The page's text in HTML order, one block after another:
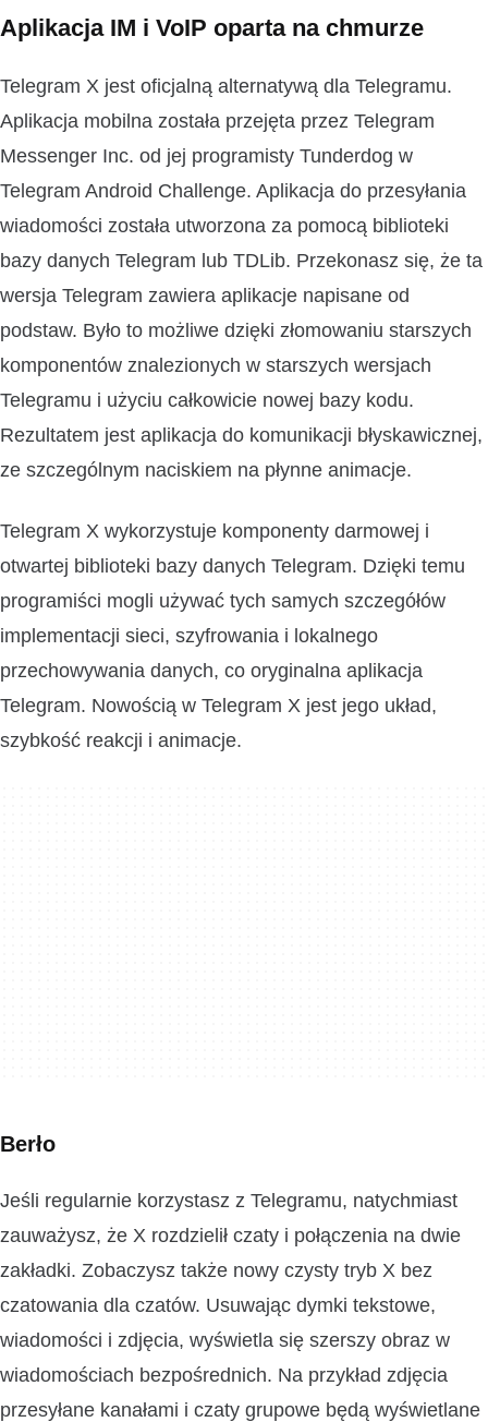
Aplikacja IM i VoIP oparta na chmurze
Telegram X jest oficjalną alternatywą dla Telegramu.
Aplikacja mobilna została przejęta przez Telegram
Messenger Inc. od jej programisty Tunderdog w
Telegram Android Challenge. Aplikacja do przesyłania
wiadomości została utworzona za pomocą biblioteki
bazy danych Telegram lub TDLib. Przekonasz się, że ta
wersja Telegram zawiera aplikacje napisane od
podstaw. Było to możliwe dzięki złomowaniu starszych
komponentów znalezionych w starszych wersjach
Telegramu i użyciu całkowicie nowej bazy kodu.
Rezultatem jest aplikacja do komunikacji błyskawicznej,
ze szczególnym naciskiem na płynne animacje.
Telegram X wykorzystuje komponenty darmowej i
otwartej biblioteki bazy danych Telegram. Dzięki temu
programiści mogli używać tych samych szczegółów
implementacji sieci, szyfrowania i lokalnego
przechowywania danych, co oryginalna aplikacja
Telegram. Nowością w Telegram X jest jego układ,
szybkość reakcji i animacje.
Berło
Jeśli regularnie korzystasz z Telegramu, natychmiast
zauważysz, że X rozdzielił czaty i połączenia na dwie
zakładki. Zobaczysz także nowy czysty tryb X bez
czatowania dla czatów. Usuwając dymki tekstowe,
wiadomości i zdjęcia, wyświetla się szerszy obraz w
wiadomościach bezpośrednich. Na przykład zdjęcia
przesyłane kanałami i czaty grupowe będą wyświetlane